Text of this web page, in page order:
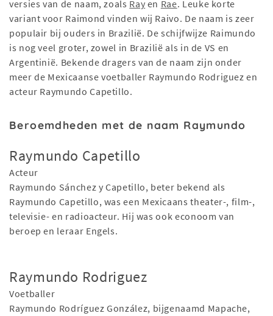
versies van de naam, zoals Ray en Rae. Leuke korte
variant voor Raimond vinden wij Raivo. De naam is zeer
populair bij ouders in Brazilië. De schijfwijze Raimundo
is nog veel groter, zowel in Brazilië als in de VS en
Argentinië. Bekende dragers van de naam zijn onder
meer de Mexicaanse voetballer Raymundo Rodriguez en
acteur Raymundo Capetillo.
Beroemdheden met de naam Raymundo
Raymundo Capetillo
Acteur
Raymundo Sánchez y Capetillo, beter bekend als
Raymundo Capetillo, was een Mexicaans theater-, film-,
televisie- en radioacteur. Hij was ook econoom van
beroep en leraar Engels.
Raymundo Rodriguez
Voetballer
Raymundo Rodríguez González, bijgenaamd Mapache,